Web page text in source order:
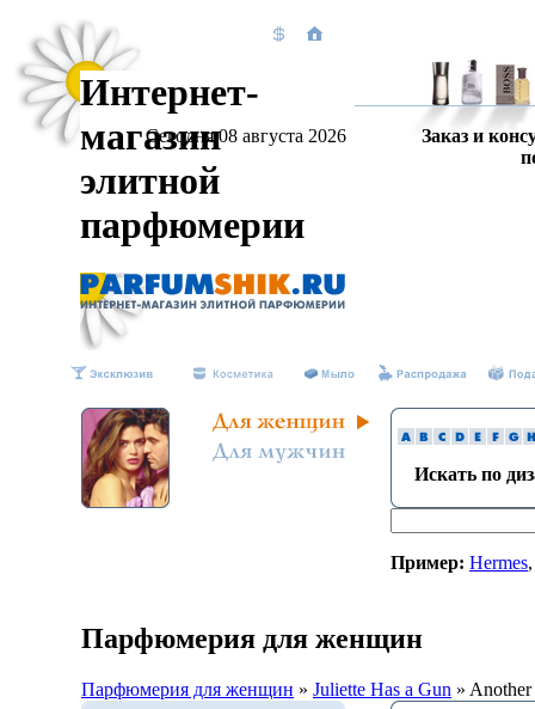
Интернет-
магазин
элитной
парфюмерии
Сегодня 08 августа 2026
Заказ и
Искать по
Пример: Hermes
Парфюмерия для женщин
Парфюмерия для женщин » Juliette Has a Gun »